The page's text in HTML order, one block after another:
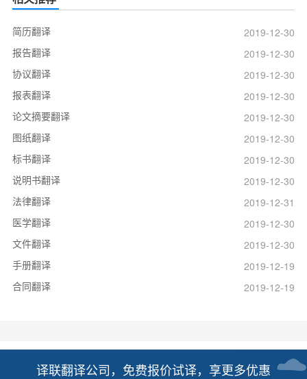
简历翻译
2019-12-30
报告翻译
2019-12-30
协议翻译
2019-12-30
报表翻译
2019-12-30
论文摘要翻译
2019-12-30
图纸翻译
2019-12-30
标书翻译
2019-12-30
说明书翻译
2019-12-30
法律翻译
2019-12-31
医学翻译
2019-12-30
文件翻译
2019-12-30
手册翻译
2019-12-19
合同翻译
2019-12-19
译联翻译公司，免费报价试译，享更多优惠